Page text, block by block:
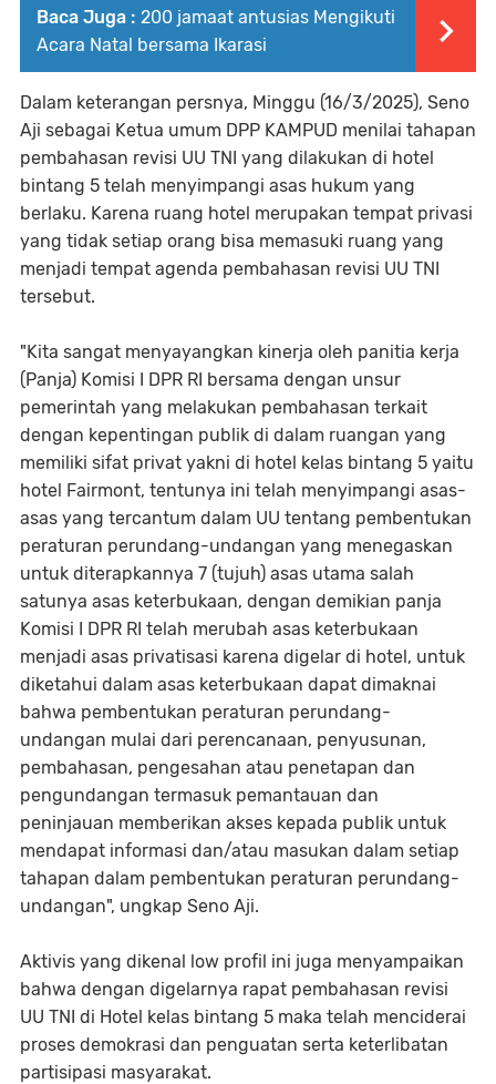
Baca Juga : 200 jamaat antusias Mengikuti
Acara Natal bersama Ikarasi
Dalam keterangan persnya, Minggu (16/3/2025), Seno
Aji sebagai Ketua umum DPP KAMPUD menilai tahapan
pembahasan revisi UU TNI yang dilakukan di hotel
bintang 5 telah menyimpangi asas hukum yang
berlaku. Karena ruang hotel merupakan tempat privasi
yang tidak setiap orang bisa memasuki ruang yang
menjadi tempat agenda pembahasan revisi UU TNI
tersebut.
"Kita sangat menyayangkan kinerja oleh panitia kerja
(Panja) Komisi I DPR RI bersama dengan unsur
pemerintah yang melakukan pembahasan terkait
dengan kepentingan publik di dalam ruangan yang
memiliki sifat privat yakni di hotel kelas bintang 5 yaitu
hotel Fairmont, tentunya ini telah menyimpangi asas-
asas yang tercantum dalam UU tentang pembentukan
peraturan perundang-undangan yang menegaskan
untuk diterapkannya 7 (tujuh) asas utama salah
satunya asas keterbukaan, dengan demikian panja
Komisi I DPR RI telah merubah asas keterbukaan
menjadi asas privatisasi karena digelar di hotel, untuk
diketahui dalam asas keterbukaan dapat dimaknai
bahwa pembentukan peraturan perundang-
undangan mulai dari perencanaan, penyusunan,
pembahasan, pengesahan atau penetapan dan
pengundangan termasuk pemantauan dan
peninjauan memberikan akses kepada publik untuk
mendapat informasi dan/atau masukan dalam setiap
tahapan dalam pembentukan peraturan perundang-
undangan", ungkap Seno Aji.
Aktivis yang dikenal low profil ini juga menyampaikan
bahwa dengan digelarnya rapat pembahasan revisi
UU TNI di Hotel kelas bintang 5 maka telah menciderai
proses demokrasi dan penguatan serta keterlibatan
partisipasi masyarakat.